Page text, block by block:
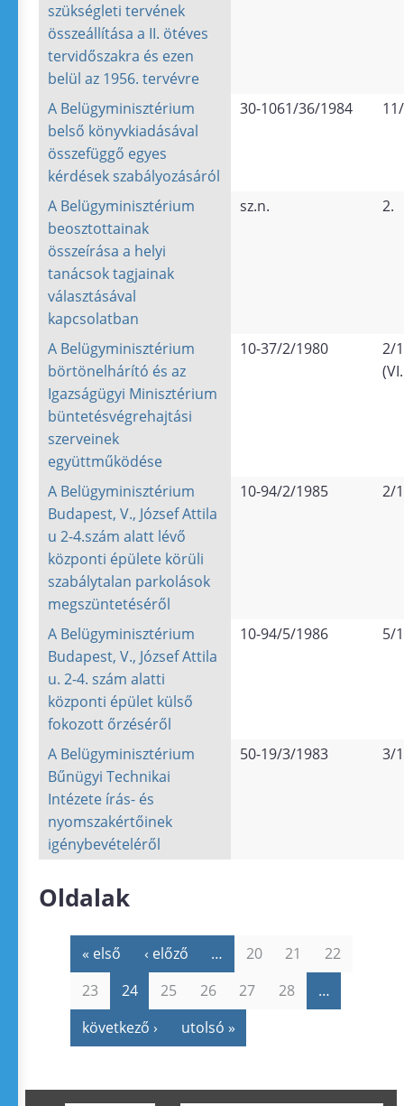
szükségleti tervének
összeállítása a II. ötéves
tervidőszakra és ezen
belül az 1956. tervévre
A Belügyminisztérium
belső könyvkiadásával
összefüggő egyes
kérdések szabályozásáról
30-1061/36/1984
A Belügyminisztérium
beosztottainak
összeírása a helyi
tanácsok tagjainak
választásával
kapcsolatban
sz.n. 2.
A Belügyminisztérium
börtönelhárító és az
Igazságügyi Minisztérium
büntetésvégrehajtási
szerveinek
együttműködése
10-37/2/1980
2/
A Belügyminisztérium
Budapest, V., József Attila
u 2-4.szám alatt lévő
központi épülete körüli
szabálytalan parkolások
megszüntetéséről
10-94/2/1985 2/
A Belügyminisztérium
Budapest, V., József Attila
u. 2-4. szám alatti
központi épület külső
fokozott őrzéséről
10-94/5/1986 5/
A Belügyminisztérium
Bűnügyi Technikai
Intézete írás- és
nyomszakértőinek
igénybevételéről
50-19/3/1983 3/
Oldalak
« első ‹ előző … 20 21
22
23
24 25 26 27 28
…
következő ›
utolsó »